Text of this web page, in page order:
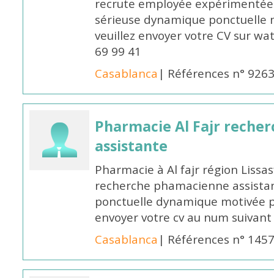
recrute employée
sérieuse dynamique ponctuelle
veuillez envoyer votre CV sur
69 99 41
Casablanca | Références n°
Pharmacie Al Fajr
assistante
Pharmacie à Al fajr région
recherche phamacienne
ponctuelle dynamique motivée
envoyer votre cv au num
Casablanca | Références n°